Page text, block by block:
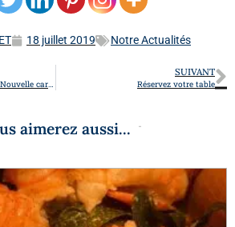
18 juillet 2019 Notre Actualités
Tout nouveau ! Tout Bon !! Nouvelle carte LVDA te voilà
SUIVANT
Réservez votre table
aimerez aussi...